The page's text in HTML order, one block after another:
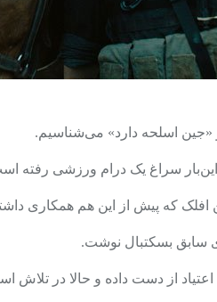
و «جین اسلحه دارد» می‌شناسیم.
سراغ یک درام ورزشی رفته
سابق بسکتبال نوشت.
از دست داده و حالا در تلاش